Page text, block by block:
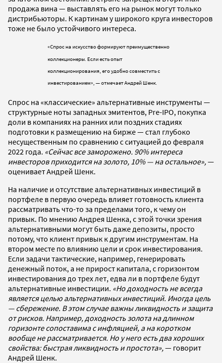
продажа вина — выставлять его на рынок могут только
дистрибьюторы. К картинам у широкого круга инвесторов
тоже не было устойчивого интереса.
«Спрос на искусство формируют преимущественно
коллекционеры. Если есть опыт
коллекционирования, его удобно совместить с
инвестированием», — отмечает Андрей Шенк.
Спрос на «классические» альтернативные инструменты —
структурные ноты западных эмитентов, Pre-IPO, покупка
доли в компаниях на ранних или поздних стадиях
подготовки к размещению на бирже — стал глубоко
несущественным по сравнению с ситуацией до февраля
2022 года. «Сейчас все заморожено. 90% интереса
инвесторов приходится на золото, 10% — на остальное»,—
оценивает Андрей Шенк.
На наличие и отсутствие альтернативных инвестиций в
портфеле в первую очередь влияет готовность клиента
рассматривать что-то за пределами того, к чему он
привык. По мнению Андрея Шенка, с этой точки зрения
альтернативными могут быть даже депозиты, просто
потому, что клиент привык к другим инструментам. На
втором месте по влиянию цели и срок инвестирования.
Если задачи тактические, например, генерировать
денежный поток, а не прирост капитала, с горизонтом
инвестирования до трех лет, едва ли в портфеле будут
альтернативные инвестиции. «Но доходность не всегда
является целью альтернативных инвестиций. Иногда цель
— сбережение. В этом случае важны ликвидность и защита
от рисков. Например, доходность золота на длинном
горизонте сопоставима с инфляцией, а на коротком
вообще не рассматривается. Но у него есть два хороших
свойства: быстрая ликвидность и простота»,— говорит
Андрей Шенк.